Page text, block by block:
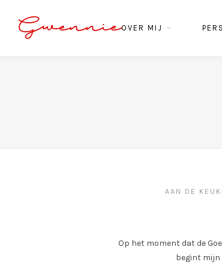
GwennieOVER MIJ
AAN DE
Op het moment dat de
begint mijn